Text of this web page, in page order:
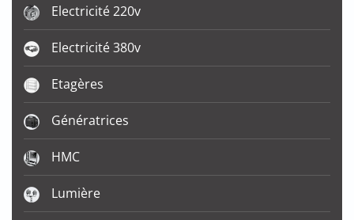
Electricité 220v
Electricité 380v
Etagères
Génératrices
HMC
Lumière